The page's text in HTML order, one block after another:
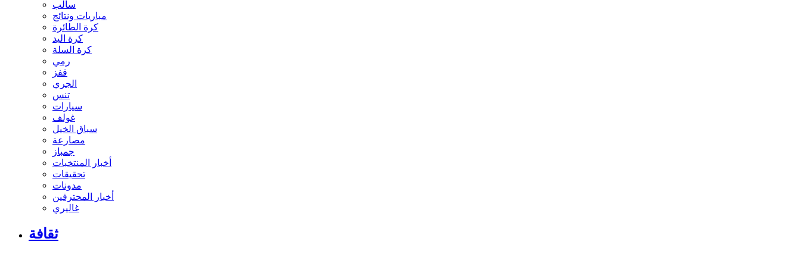
سالب
مباريات ونتائج
كرة الطائرة
كرة اليد
كرة السلة
رمي
قفز
الجري
تنس
سيارات
غولف
سباق الخيل
مصارعة
جمباز
أخبار المنتخبات
تحقيقات
مدونات
أخبار المحترفين
غاليري
ثقافة